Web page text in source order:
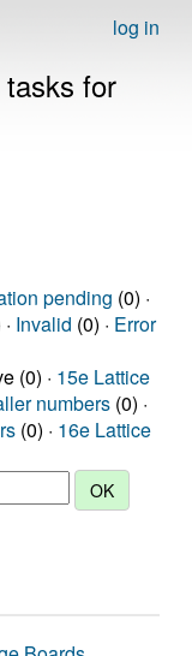
log in
for
pending (0) ·
Invalid (0) · Error
(0) · 15e Lattice
numbers (0) ·
(0) · 16e Lattice